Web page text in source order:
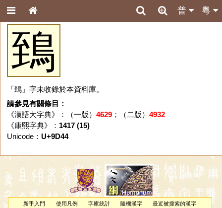
粵
普
鵄
「鵄」字未收錄於本資料庫。
請參見有關條目：
《漢語大字典》：（一版） 4629；（二版） 4932
《康熙字典》： 1417 (15)
Unicode： U+9D44
新手入門 使用凡例 字庫統計 隨機漢字
最近被搜索的漢字